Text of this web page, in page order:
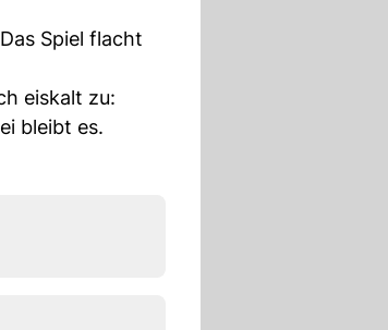
Spiel flacht
eiskalt zu:
bleibt es.